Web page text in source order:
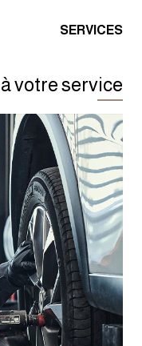
SERVICES
votre service